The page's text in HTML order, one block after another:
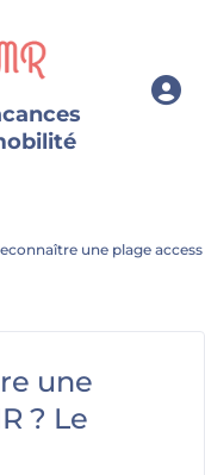
une plage access
une
? Le